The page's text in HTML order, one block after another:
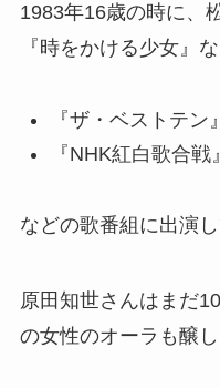
1983年16歳の時に、
『時をかける少女』
『ザ・ベストテン』
『NHK紅白歌合戦』
などの歌番組に出演し
原田知世さんはまだ
の女性のオーラも醸